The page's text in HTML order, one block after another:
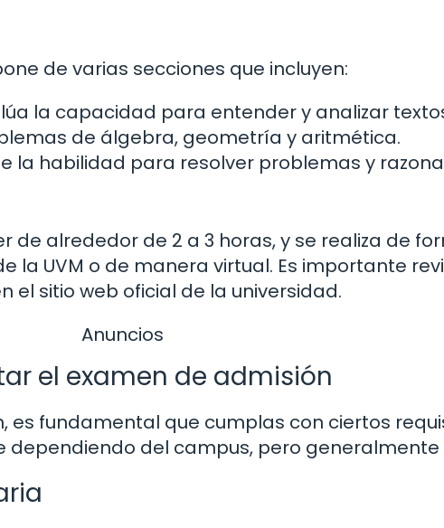
de varias secciones que incluyen:
la capacidad para entender y analizar
de álgebra, geometría y aritmética.
la habilidad para resolver problemas y
de alrededor de 2 a 3 horas, y se realiza de
la UVM o de manera virtual. Es importante
el sitio web oficial de la universidad.
Anuncios
el examen de admisión
es fundamental que cumplas con ciertos
dependiendo del campus, pero generalmente